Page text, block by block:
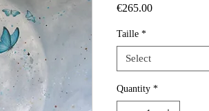
€265.00Price
Taille *
Select
Quantity *